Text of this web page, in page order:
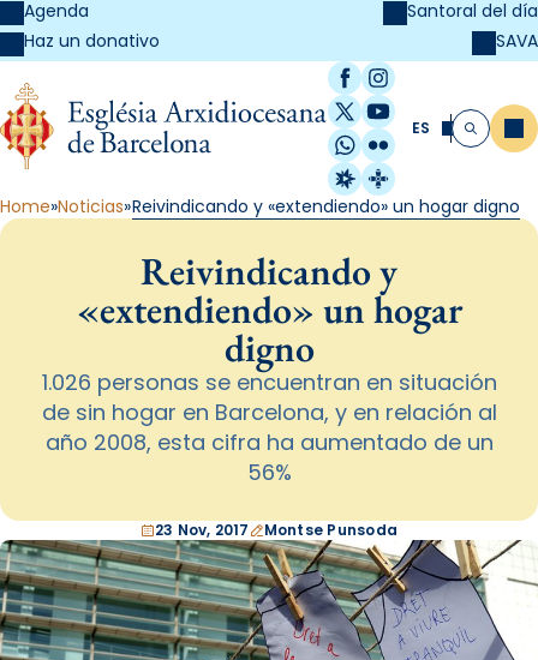
Agenda
Haz un donativo
Santoral del día
SAVA
Facebook
Instagram
X / Twitter
YouTube
WhatsApp
Flickr
Radio Estel
Catalunya
ES Buscar
Home Noticias Reivindicando y «extendiendo» un hogar digno
Reivindicando y
«extendiendo» un hogar
digno
1.026 personas se encuentran en situación
de sin hogar en Barcelona, y en relación al
año 2008, esta cifra ha aumentado de un
56%
23 Nov, 2017 Montse Punsoda